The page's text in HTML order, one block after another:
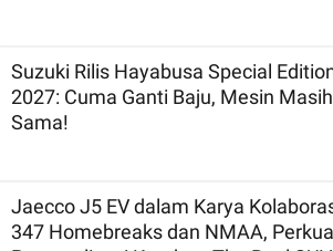
Suzuki Rilis Hayabusa Special
2027: Cuma Ganti Baju, Mesin Masih
Sama!
Jaecco J5 EV dalam Karya
347 Homebreaks dan NMAA,